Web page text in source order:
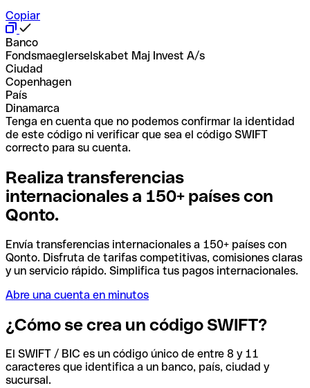
Copiar
Banco
Fondsmaeglerselskabet Maj Invest A/s
Ciudad
Copenhagen
País
Dinamarca
Tenga en cuenta que no podemos confirmar la identidad
de este código ni verificar que sea el código SWIFT
correcto para su cuenta.
Realiza transferencias
internacionales a 150+ países con
Qonto.
Envía transferencias internacionales a 150+ países con
Qonto. Disfruta de tarifas competitivas, comisiones claras
y un servicio rápido. Simplifica tus pagos internacionales.
Abre una cuenta en minutos
¿Cómo se crea un código SWIFT?
El SWIFT / BIC es un código único de entre 8 y 11
caracteres que identifica a un banco, país, ciudad y
sucursal.